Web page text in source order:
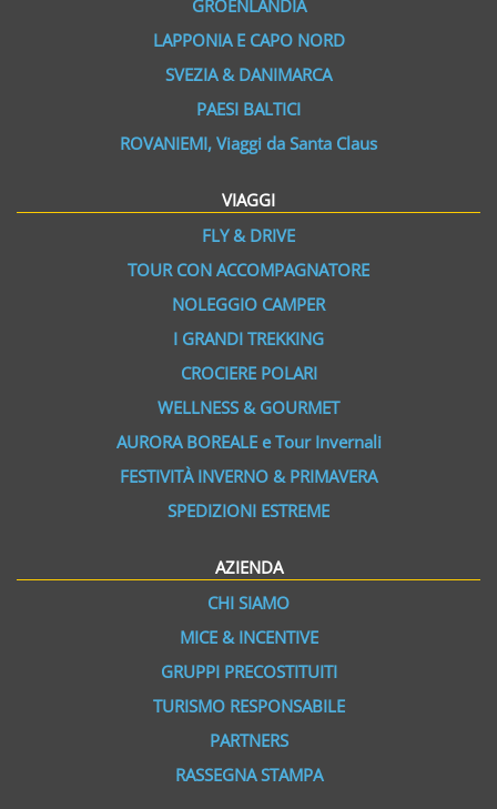
GROENLANDIA
LAPPONIA E CAPO NORD
SVEZIA & DANIMARCA
PAESI BALTICI
ROVANIEMI, Viaggi da Santa Claus
VIAGGI
FLY & DRIVE
TOUR CON ACCOMPAGNATORE
NOLEGGIO CAMPER
I GRANDI TREKKING
CROCIERE POLARI
WELLNESS & GOURMET
AURORA BOREALE e Tour Invernali
FESTIVITÀ INVERNO & PRIMAVERA
SPEDIZIONI ESTREME
AZIENDA
CHI SIAMO
MICE & INCENTIVE
GRUPPI PRECOSTITUITI
TURISMO RESPONSABILE
PARTNERS
RASSEGNA STAMPA